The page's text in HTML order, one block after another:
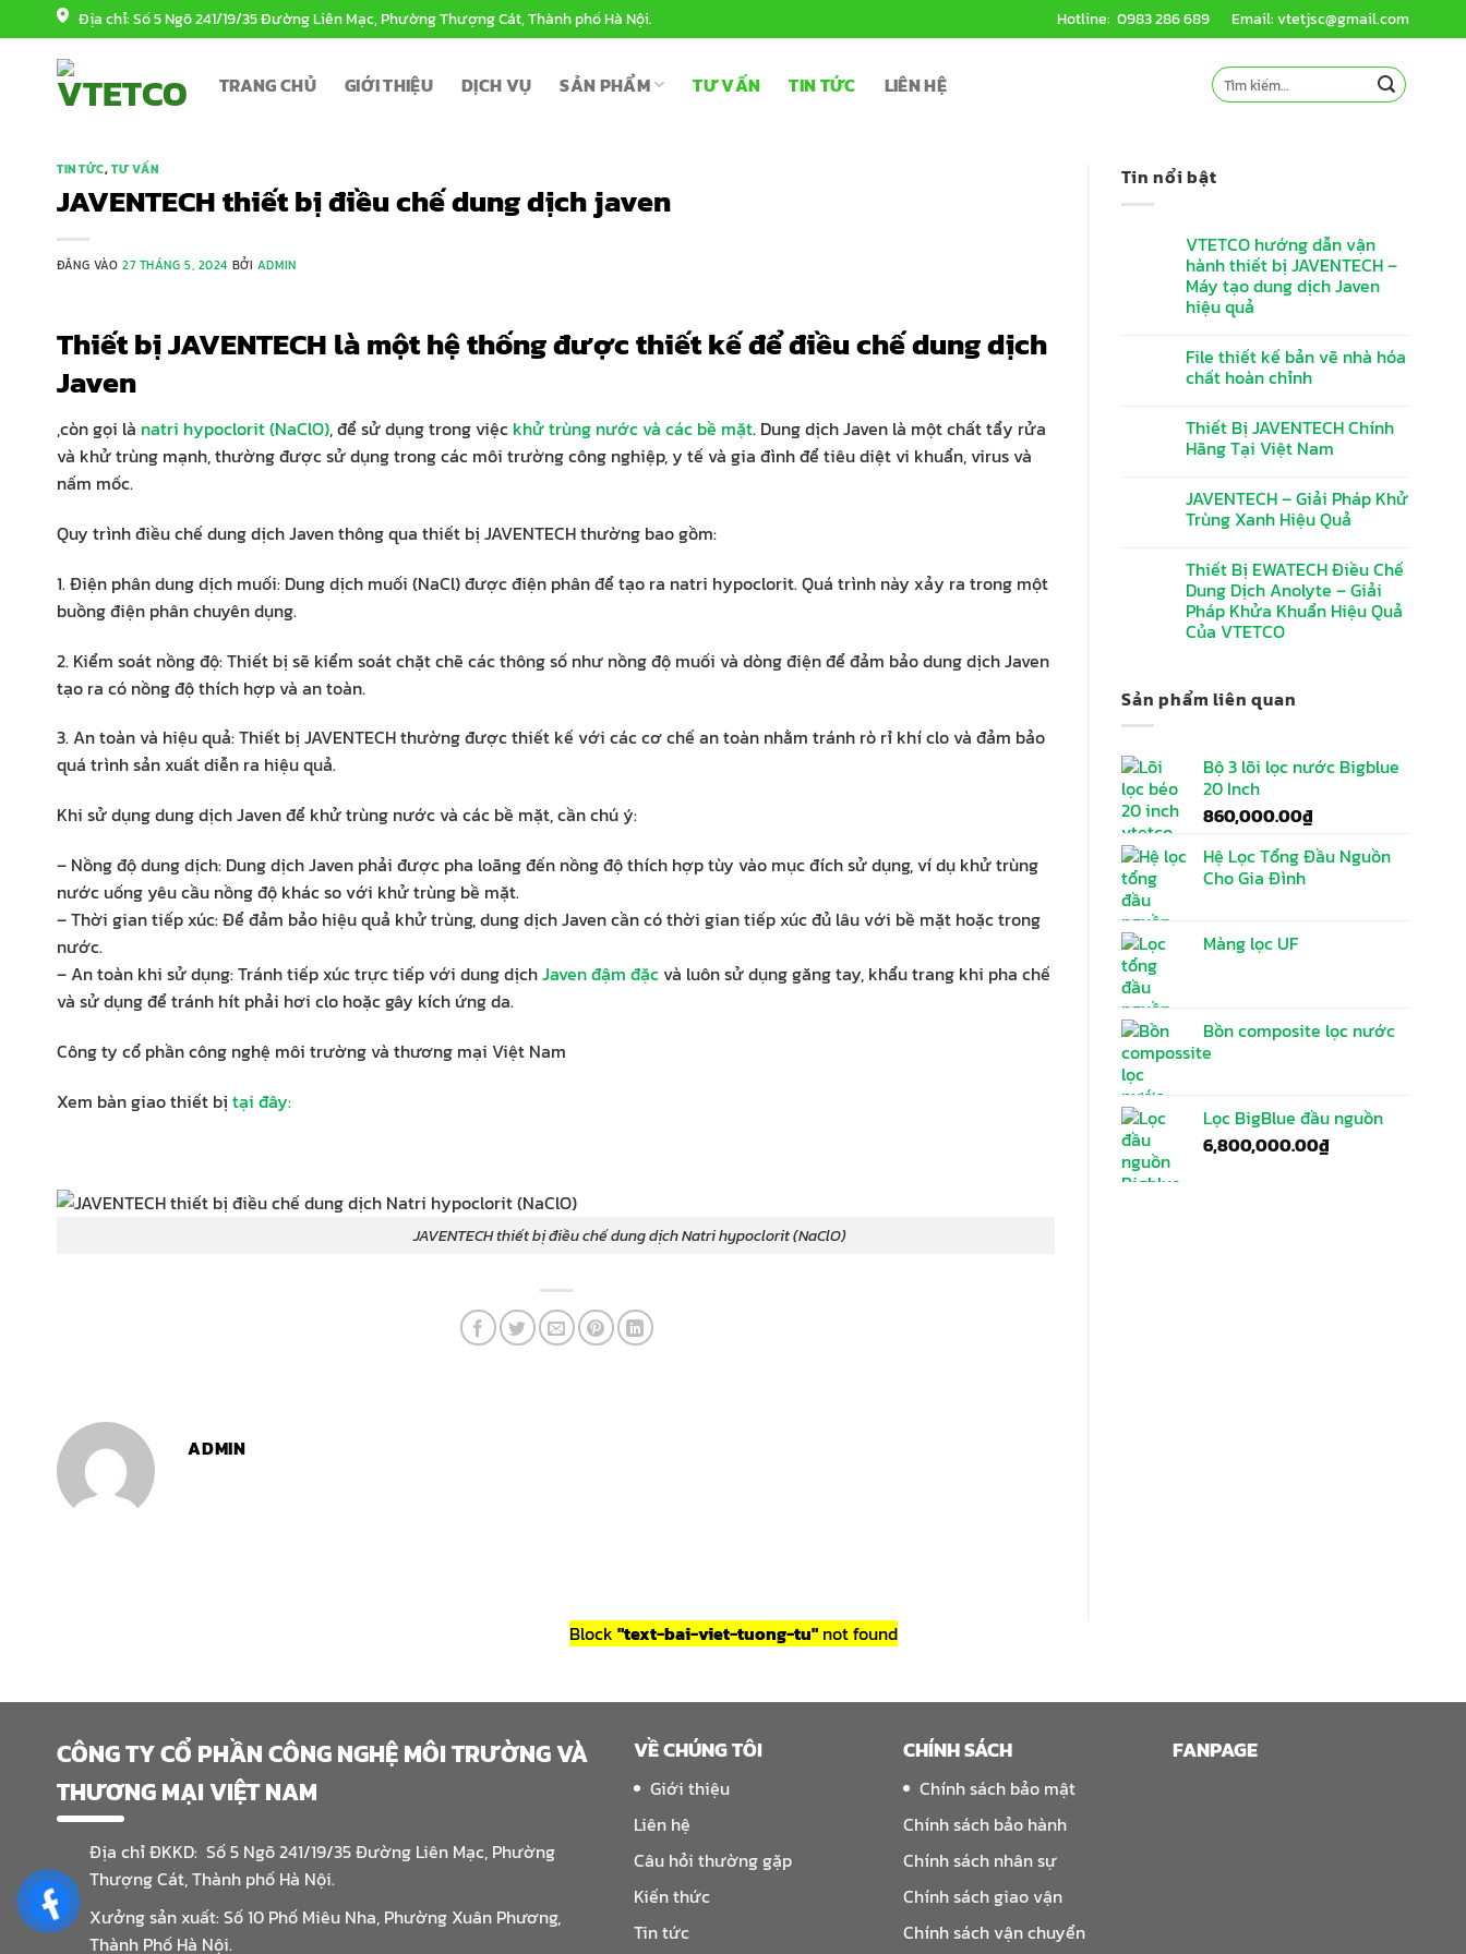
qua
Địa chỉ: Số 5 Ngõ 241/19/35 Đường Liên Mạc, Phường Thượng Cát, Thành phố Hà Nội. Hotline: 0983 286 689 Email: vtetjsc@gmail.com
TRANG CHỦ GIỚI THIỆU DỊCH VỤ SẢN PHẨM TƯ VẤN TIN TỨC LIÊN HỆ
Tìm
kiếm:
TIN TỨC,TƯ VẤN
JAVENTECH thiết bị điều chế dung dịch javen
ĐĂNG VÀO27 THÁNG 5, 2024 BỞI ADMIN
Thiết bị JAVENTECH là một hệ thống được thiết kế để điều chế dung dịch
Javen
,còn gọi là natri hypoclorit (NaClO), để sử dụng trong việc khử trùng nước và các bề mặt. Dung dịch Javen là một chất tẩy rửa
và khử trùng mạnh, thường được sử dụng trong các môi trường công nghiệp, y tế và gia đình để tiêu diệt vi khuẩn, virus và
nấm mốc.
Quy trình điều chế dung dịch Javen thông qua thiết bị JAVENTECH thường bao gồm:
1. Điện phân dung dịch muối: Dung dịch muối (NaCl) được điện phân để tạo ra natri hypoclorit. Quá trình này xảy ra trong một
buồng điện phân chuyên dụng.
2. Kiểm soát nồng độ: Thiết bị sẽ kiểm soát chặt chẽ các thông số như nồng độ muối và dòng điện để đảm bảo dung dịch Javen
tạo ra có nồng độ thích hợp và an toàn.
3. An toàn và hiệu quả: Thiết bị JAVENTECH thường được thiết kế với các cơ chế an toàn nhằm tránh rò rỉ khí clo và đảm bảo
quá trình sản xuất diễn ra hiệu quả.
Khi sử dụng dung dịch Javen để khử trùng nước và các bề mặt, cần chú ý:
– Nồng độ dung dịch: Dung dịch Javen phải được pha loãng đến nồng độ thích hợp tùy vào mục đích sử dụng, ví dụ khử trùng
nước uống yêu cầu nồng độ khác so với khử trùng bề mặt.
– Thời gian tiếp xúc: Để đảm bảo hiệu quả khử trùng, dung dịch Javen cần có thời gian tiếp xúc đủ lâu với bề mặt hoặc trong
nước.
– An toàn khi sử dụng: Tránh tiếp xúc trực tiếp với dung dịchJaven đậm đặcvà luôn sử dụng găng tay, khẩu trang khi pha chế
và sử dụng để tránh hít phải hơi clo hoặc gây kích ứng da.
Công ty cổ phần công nghệ môi trường và thương mại Việt Nam
Xem bàn giao thiết bị tại đây:
JAVENTECH thiết bị điều chế dung dịch Natri hypoclorit (NaClO)
ADMIN
Tin nổi bật
VTETCO hướng dẫn vận
hành thiết bị JAVENTECH –
Máy tạo dung dịch Javen
hiệu quả
File thiết kế bản vẽ nhà hóa
chất hoàn chỉnh
Thiết Bị JAVENTECH Chính
Hãng Tại Việt Nam
JAVENTECH – Giải Pháp Khử
Trùng Xanh Hiệu Quả
Thiết Bị EWATECH Điều Chế
Dung Dịch Anolyte – Giải
Pháp Khửa Khuẩn Hiệu Quả
Của VTETCO
Sản phẩm liên quan
Bộ 3 lõi lọc nước Bigblue
20 Inch
860,000.00₫
Hệ Lọc Tổng Đầu Nguồn
Cho Gia Đình
Màng lọc UF
Bồn composite lọc nước
Lọc BigBlue đầu nguồn
6,800,000.00₫
Block "text-bai-viet-tuong-tu"not found
CÔNG TY CỔ PHẦN CÔNG NGHỆ MÔI TRƯỜNG VÀ
THƯƠNG MẠI VIỆT NAM
Địa chỉ ĐKKD: Số 5 Ngõ 241/19/35 Đường Liên Mạc, Phường
Thượng Cát, Thành phố Hà Nội.
Xưởng sản xuất: Số 10 Phố Miêu Nha, Phường Xuân Phương,
Thành Phố Hà Nội.
VỀ CHÚNG TÔI
Giới thiệu
Liên hệ
Câu hỏi thường gặp
Kiến thức
Tin tức
CHÍNH SÁCH
Chính sách bảo mật
Chính sách bảo hành
Chính sách nhân sự
Chính sách giao vận
Chính sách vận chuyển
FANPAGE